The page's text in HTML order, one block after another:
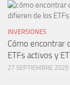
INVERSIONES
Cómo encontrar
ETFs activos y
27 SEPTIEMBRE 2025